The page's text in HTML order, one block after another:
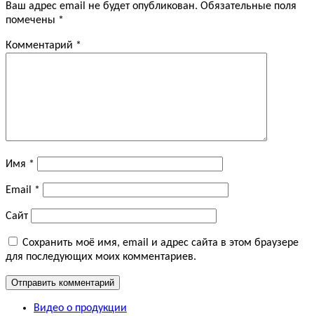
Ваш адрес email не будет опубликован. Обязательные поля
помечены *
Комментарий *
Имя *
Email *
Сайт
Сохранить моё имя, email и адрес сайта в этом браузере
для последующих моих комментариев.
Видео о продукции